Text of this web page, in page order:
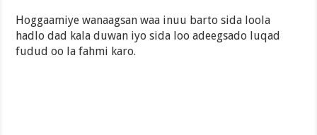
Hoggaamiye wanaagsan waa inuu barto sida loola
hadlo dad kala duwan iyo sida loo adeegsado luqad
fudud oo la fahmi karo.